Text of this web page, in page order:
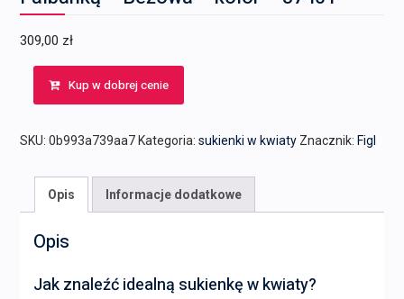
309,00 zł
Kup w dobrej cenie
SKU: 0b993a739aa7 Kategoria: sukienki w kwiaty Znacznik: Figl
Opis Informacje dodatkowe
Opis
Jak znaleźć idealną sukienkę w kwiaty?